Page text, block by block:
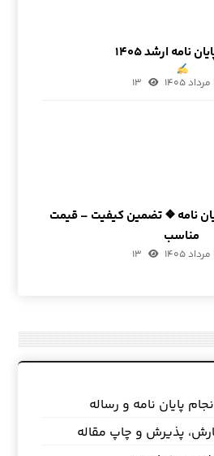
نامه ارشد ۱۴۰۵
۱۳
نامه ❖ تضمین کیفیت – قیمت
مناسب
۱۳
پایان نامه و رساله
پذیرش و چاپ مقاله